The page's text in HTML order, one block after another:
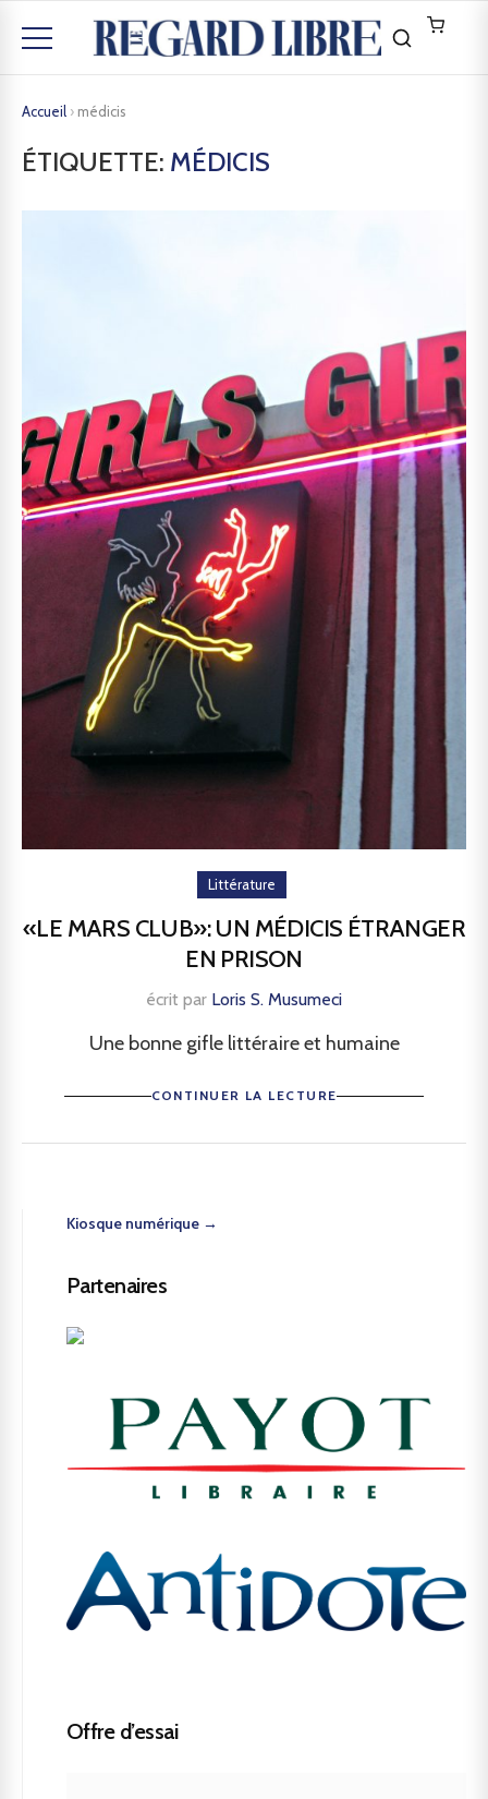
Accueil › médicis
ÉTIQUETTE: MÉDICIS
Littérature
«LE MARS CLUB»: UN MÉDICIS ÉTRANGER
EN PRISON
écrit par Loris S. Musumeci
Une bonne gifle littéraire et humaine
CONTINUER LA LECTURE
Kiosque numérique →
Partenaires
Offre d’essai